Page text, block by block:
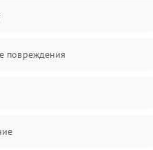
повреждения